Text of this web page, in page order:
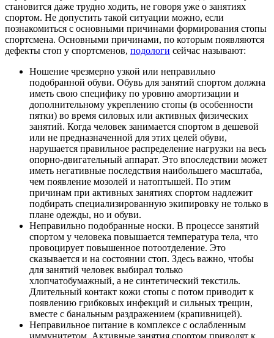
становится даже трудно ходить, не говоря уже о занятиях
спортом. Не допустить такой ситуации можно, если
познакомиться с основными причинами формирования стопы
спортсмена. Основными причинами, по которым появляются
дефекты стоп у спортсменов, подологи сейчас называют:
Ношение чрезмерно узкой или неправильно
подобранной обуви. Обувь для занятий спортом должна
иметь свою специфику по уровню амортизации и
дополнительному укреплению стопы (в особенности
пятки) во время силовых или активных физических
занятий. Когда человек занимается спортом в дешевой
или не предназначенной для этих целей обуви,
нарушается правильное распределение нагрузки на весь
опорно-двигательный аппарат. Это впоследствии может
иметь негативные последствия наибольшего масштаба,
чем появление мозолей и натоптышей. По этим
причинам при активных занятиях спортом надлежит
подбирать специализированную экипировку не только в
плане одежды, но и обуви.
Неправильно подобранные носки. В процессе занятий
спортом у человека повышается температура тела, что
провоцирует повышенное потоотделение. Это
сказывается и на состоянии стоп. Здесь важно, чтобы
для занятий человек выбирал только
хлопчатобумажный, а не синтетический текстиль.
Длительный контакт кожи стопы с потом приводит к
появлению грибковых инфекций и сильных трещин,
вместе с банальным раздражением (крапивницей).
Неправильное питание в комплексе с ослабленным